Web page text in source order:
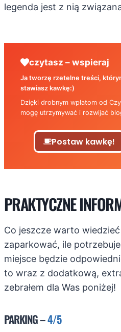
legenda jest z nią
czytasz – wspieraj
Ja tworzę rzetelne treści,
stawiasz kawkę:)
Dzięki drobnym wpłatom od
mogę utrzymywać i rozwijać
Postaw kawkę!
PRAKTYCZNE
Co jeszcze warto
zaparkować, ile
miejsce będzie
to wraz z dodatkową,
zebrałem dla Was poniżej!
PARKING –4/5